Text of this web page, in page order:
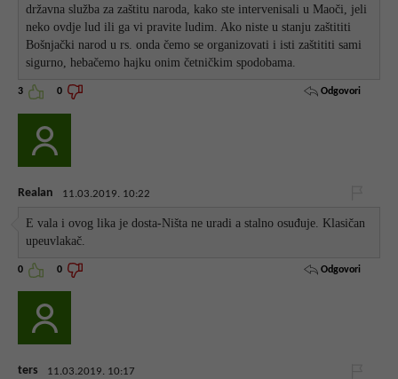
državna služba za zaštitu naroda, kako ste intervenisali u Maoči, jeli
neko ovdje lud ili ga vi pravite ludim. Ako niste u stanju zaštititi
Bošnjački narod u rs. onda čemo se organizovati i isti zaštititi sami
sigurno, hebačemo hajku onim četničkim spodobama.
3 0 Odgovori
Realan 11.03.2019. 10:22
E vala i ovog lika je dosta-Ništa ne uradi a stalno osuđuje. Klasičan
upeuvlakač.
0 0 Odgovori
ters 11.03.2019. 10:17